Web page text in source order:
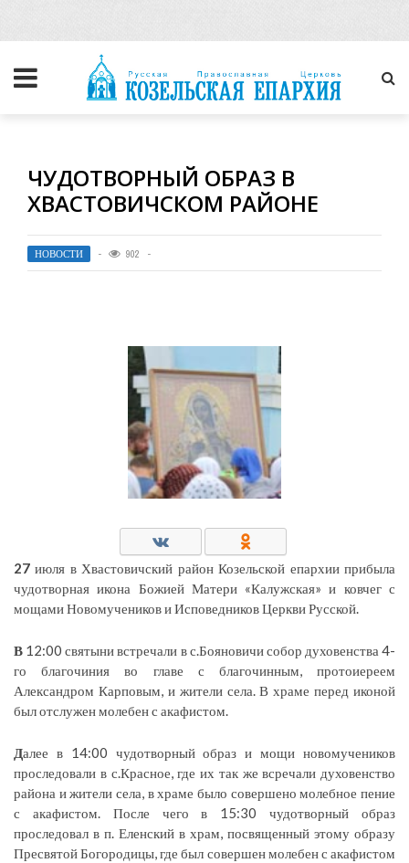
ЧУДОТВОРНЫЙ ОБРАЗ В
ХВАСТОВИЧСКОМ РАЙОНЕ
НОВОСТИ 902
27 июля в Хвастовичский район Козельской епархии прибыла
чудотворная икона Божией Матери «Калужская» и ковчег с
мощами Новомучеников и Исповедников Церкви Русской.
В 12:00 святыни встречали в с.Бояновичи собор духовенства 4-
го благочиния во главе с благочинным, протоиереем
Александром Карповым, и жители села. В храме перед иконой
был отслужен молебен с акафистом.
Далее в 14:00 чудотворный образ и мощи новомучеников
проследовали в с.Красное, где их так же всречали духовенство
района и жители села, в храме было совершено молебное пение
с акафистом. После чего в 15:30 чудотворный образ
проследовал в п. Еленский в храм, посвященный этому образу
Пресвятой Богородицы, где был совершен молебен с акафистом